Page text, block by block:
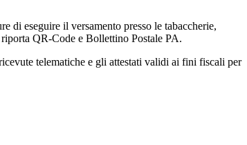
di eseguire il versamento presso le tabaccherie,
QR-Code e Bollettino Postale PA.
telematiche e gli attestati validi ai fini fiscali per